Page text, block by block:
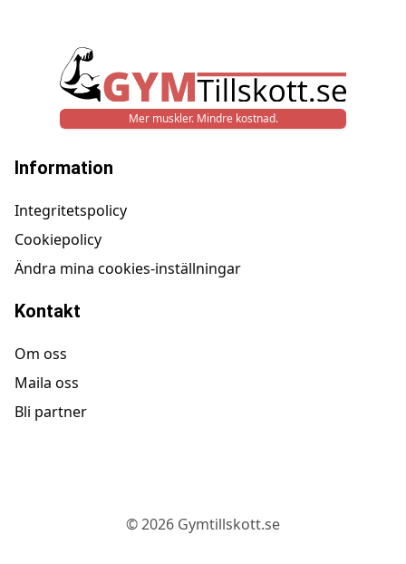
Mer muskler. Mindre kostnad.
Information
Integritetspolicy
Cookiepolicy
Ändra mina cookies-inställningar
Kontakt
Om oss
Maila oss
Bli partner
©2026 Gymtillskott.se